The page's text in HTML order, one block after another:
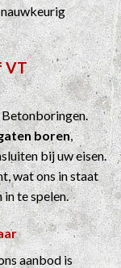
VT
boren,
bij uw eisen.
wat ons in staat
te spelen.
aanbod is